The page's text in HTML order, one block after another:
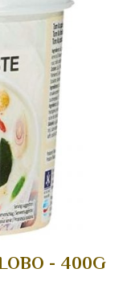
- 400G